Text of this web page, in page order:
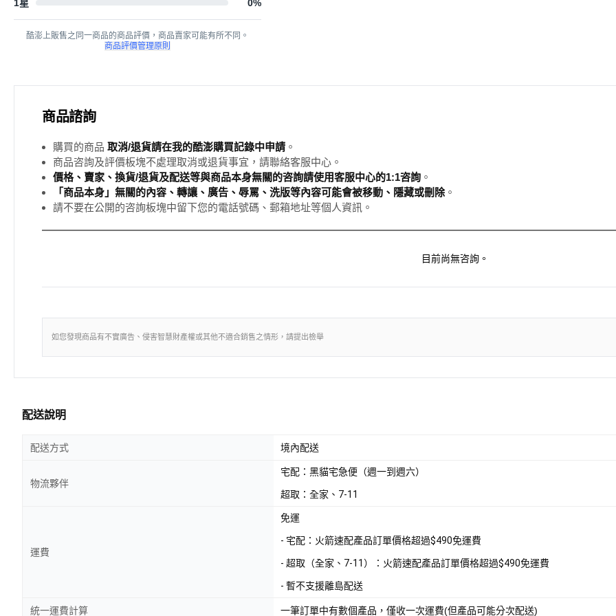
1星 0%
酷澎上販售之同一商品的商品評價，商品賣家可能有所不同。
商品評價管理原則
商品諮詢
購買的商品 取消/退貨請在我的酷澎購買記錄中申請 。
商品咨詢及評價板塊不處理取消或退貨事宜，請聯絡客服中心。
價格、賣家、換貨/退貨及配送等與商品本身無關的咨詢請使用客服中心的1:1咨詢 。
「商品本身」無關的內容、轉讓、廣告、辱罵、洗版等內容可能會被移動、隱藏或刪除。
請不要在公開的咨詢板塊中留下您的電話號碼、郵箱地址等個人資訊。
目前尚無咨詢。
如您發現商品有不實廣告、侵害智慧財產權或其他不適合銷售之情形，請提出檢舉
配送說明
配送方式 境內配送
物流夥伴
宅配：黑貓宅急便（週一到週六）
超取：全家、7-11
運費
免運
- 宅配：火箭速配產品訂單價格超過$490免運費
- 超取（全家、7-11）：火箭速配產品訂單價格超過$490免運費
- 暫不支援離島配送
統一運費計算 一筆訂單中有數個產品，僅收一次運費(但產品可能分次配送)